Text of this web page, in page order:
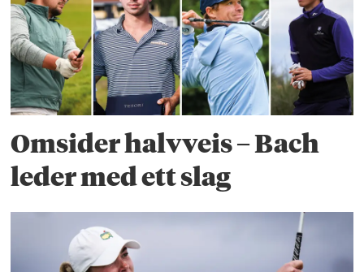
Omsider halvveis – Bach
leder med ett slag